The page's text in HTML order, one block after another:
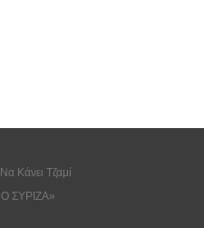
Κάνει Τζαμί
Ο ΣΥΡΙΖΑ»